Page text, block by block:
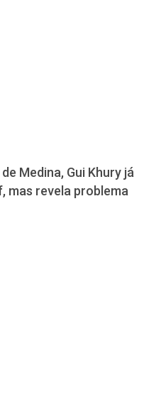
Medina, Gui Khury já
mas revela problema